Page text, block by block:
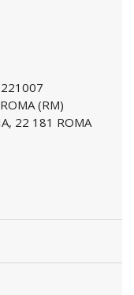
(RM)
22 181 ROMA